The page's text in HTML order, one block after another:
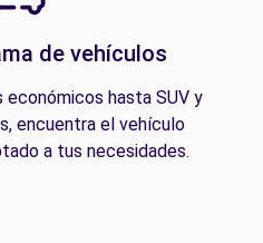
de vehículos
económicos hasta SUV y
encuentra el vehículo
a tus necesidades.